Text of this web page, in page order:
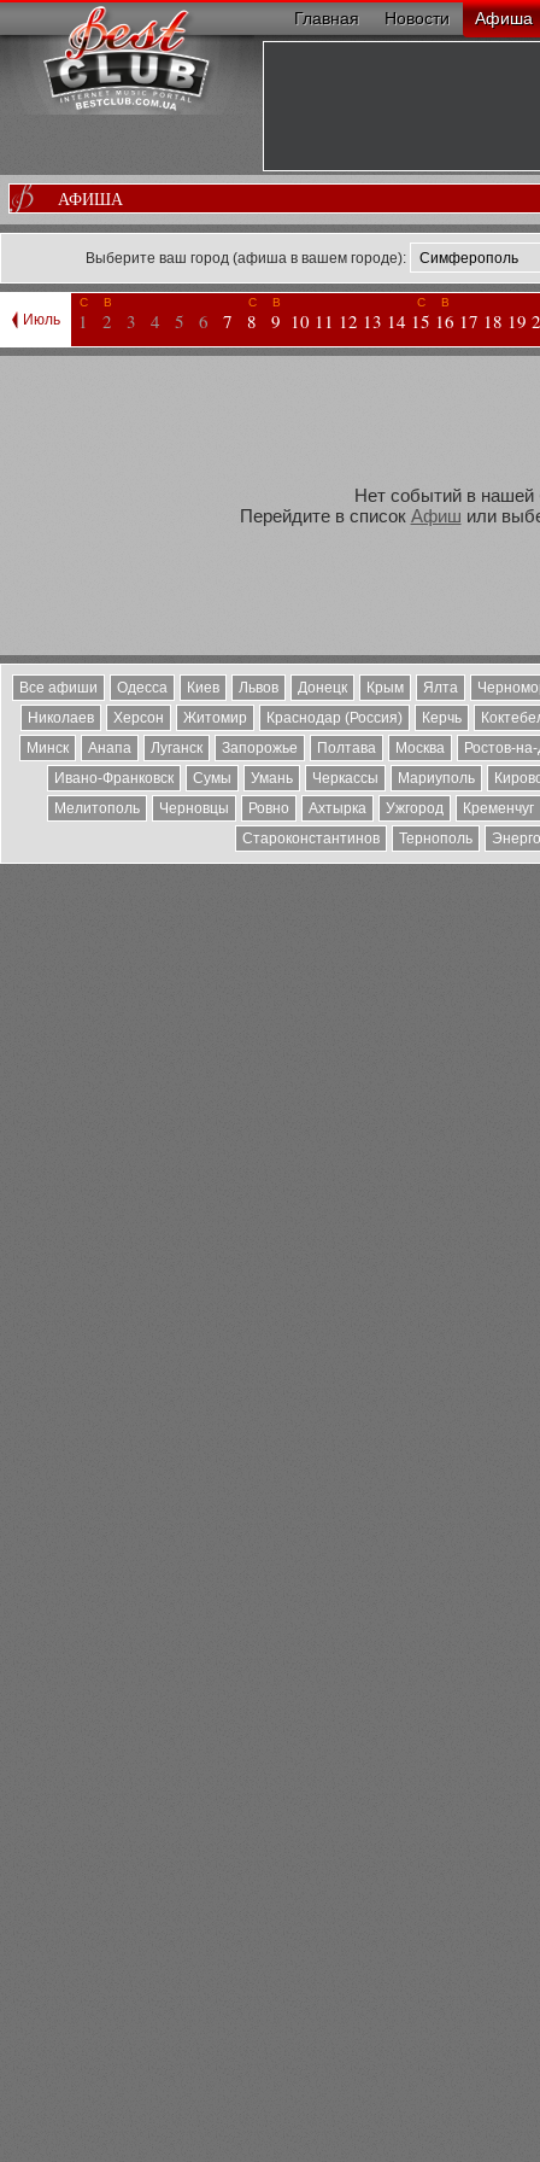
Главная Новости Афиша
АФИША
Выберите ваш город (афиша в вашем городе):
Июль
С
1
В
2 3 4 5 6 7
С
8
В
9 10 11 12 13 14
С
15
В
16 17 18 19
Нет событий в нашей
Перейдите в список Афиш или
Все афиши Одесса Киев Львов Донецк Крым Ялта
Николаев
Херсон Житомир Краснодар (Россия) Керчь
Минск
Анапа Луганск Запорожье Полтава Москва
Ростов-
Ивано-Франковск
Сумы Умань Черкассы Мариуполь
Мелитополь
Черновцы Ровно Ахтырка Ужгород
Кременчуг
Староконстантинов
Тернополь